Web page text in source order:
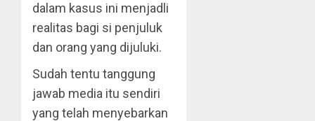
dalam kasus ini menjadli
realitas bagi si penjuluk
dan orang yang dijuluki.
Sudah tentu tanggung
jawab media itu sendiri
yang telah menyebarkan